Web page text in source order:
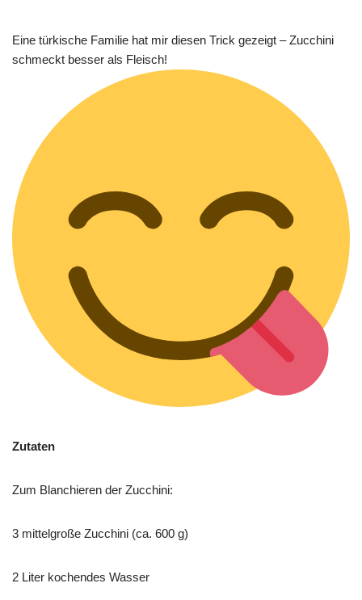
Eine türkische Familie hat mir diesen Trick gezeigt – Zucchini
schmeckt besser als Fleisch!
Zutaten
Zum Blanchieren der Zucchini:
3 mittelgroße Zucchini (ca. 600 g)
2 Liter kochendes Wasser